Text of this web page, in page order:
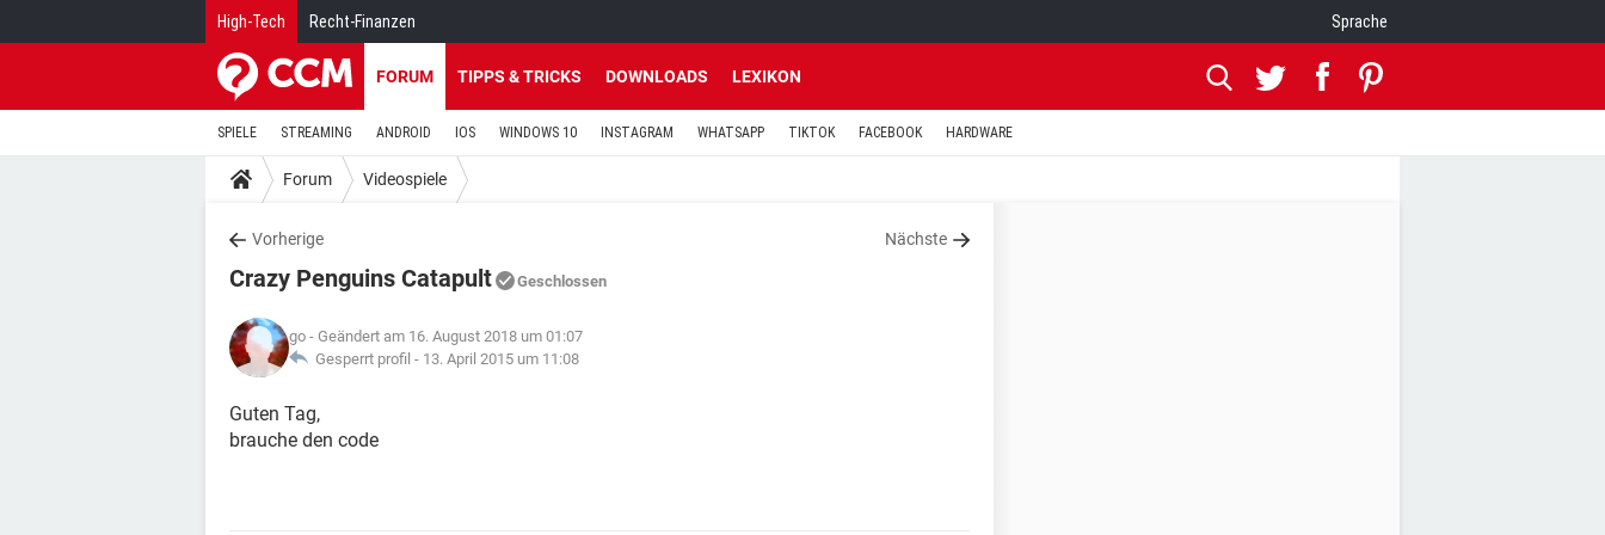
High-Tech Recht-Finanzen Sprache
FORUM TIPPS & TRICKS DOWNLOADS LEXIKON
SPIELE STREAMING ANDROID IOS WINDOWS 10 INSTAGRAM WHATSAPP TIKTOK FACEBOOK HARDWARE
Forum Videospiele
Vorherige Nächste
Crazy Penguins Catapult Geschlossen
go - Geändert am 16. August 2018 um 01:07
Gesperrt profil - 13. April 2015 um 11:08
Guten Tag,
brauche den code